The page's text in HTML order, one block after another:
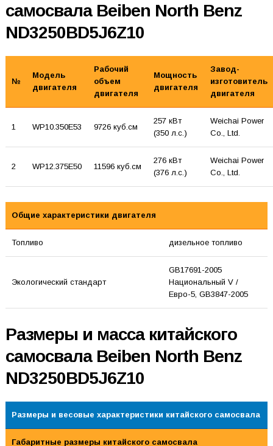
самосвала Beiben North Benz
ND3250BD5J6Z10
№
Модель
двигателя
Рабочий
объем
двигателя
Мощность
двигателя
Завод-
изготовитель
двигателя
1 WP10.350E53 9726 куб.см
257 кВт
(350 л.с.)
Weichai Power
Co., Ltd.
2 WP12.375E50 11596 куб.см
276 кВт
(376 л.с.)
Weichai Power
Co., Ltd.
Общие характеристики двигателя
Топливо дизельное топливо
Экологический стандарт
GB17691-2005
Национальный V /
Евро-5, GB3847-2005
Размеры и масса китайского
самосвала Beiben North Benz
ND3250BD5J6Z10
Размеры и весовые характеристики китайского самосвала
Габаритные размеры китайского самосвала